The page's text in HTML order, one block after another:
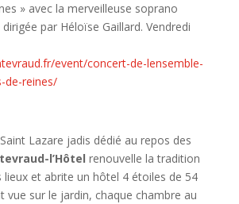
» avec la merveilleuse soprano
par Héloïse Gaillard. Vendredi
event/concert-de-lensemble-
de-reines/
Lazare jadis dédié au repos des
l’Hôtel renouvelle la tradition
lieux et abrite un hôtel 4 étoiles de 54
vue sur le jardin, chaque chambre au